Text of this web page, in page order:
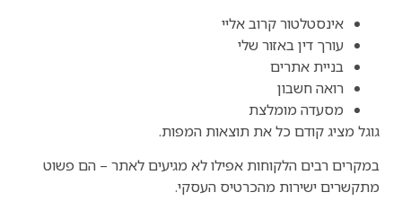
אינסטלטור קרוב אליי
עורך דין באזור שלי
בניית אתרים
רואה חשבון
מסעדה מומלצת
גוגל מציג קודם כל את תוצאות המפות.
במקרים רבים הלקוחות אפילו לא מגיעים לאתר – הם פשוט
מתקשרים ישירות מהכרטיס העסקי.